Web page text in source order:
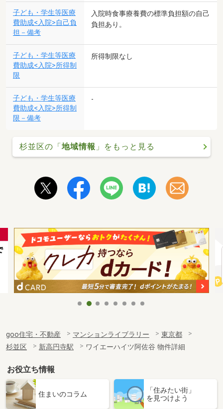
子ども・学生等医療
費助成<入院>自己負
担－備考
入院時食事療養費の標準負担額の自己
負担あり。
子ども・学生等医療
費助成<入院>所得制
限
所得制限なし
子ども・学生等医療
費助成<入院>所得制
限－備考
-
杉並区の「地域情報 」をもっと見る
goo住宅・不動産 マンションライブラリー
東京都
杉並区
新高円寺駅 ワイエーハイツ阿佐谷 物件詳細
お役立ち情報
住まいのコラム
「住みたい街」
を見つけよう